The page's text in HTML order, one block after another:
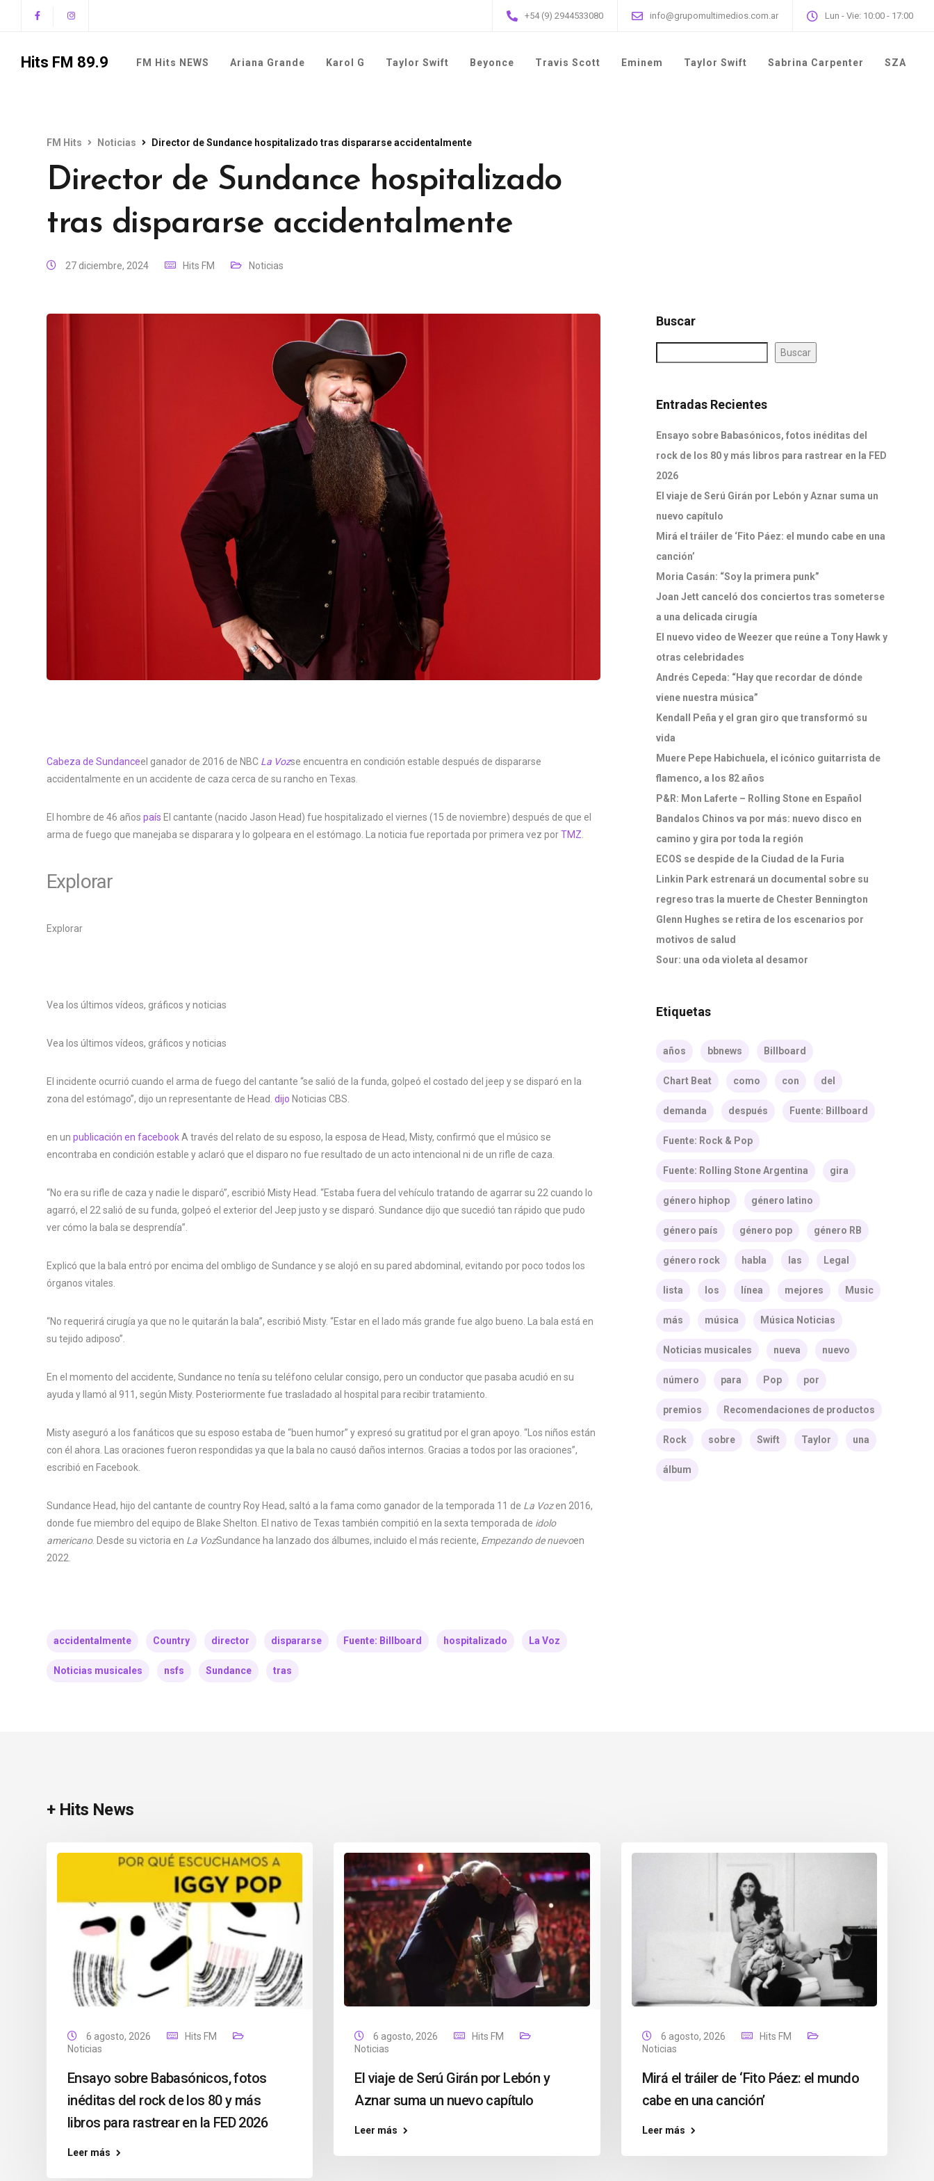
+54 (9) 2944533080 info@grupomultimedios.com.ar Lun - Vie: 10:00 - 17:00
Hits FM 89.9 FM Hits NEWS Ariana Grande Karol G Taylor Swift Beyonce Travis Scott Eminem Taylor Swift Sabrina Carpenter SZA
FM Hits Noticias Director de Sundance hospitalizado tras dispararse accidentalmente
Director de Sundance hospitalizado
tras dispararse accidentalmente
27 diciembre, 2024 Hits FM Noticias
Cabeza de Sundanceel ganador de 2016 de NBC La Vozse encuentra en condición estable después de dispararse
accidentalmente en un accidente de caza cerca de su rancho en Texas.
El hombre de 46 años país El cantante (nacido Jason Head) fue hospitalizado el viernes (15 de noviembre) después de que el
arma de fuego que manejaba se disparara y lo golpeara en el estómago. La noticia fue reportada por primera vez porTMZ
Explorar
Explorar
Vea los últimos vídeos, gráficos y noticias
Vea los últimos vídeos, gráficos y noticias
El incidente ocurrió cuando el arma de fuego del cantante “se salió de la funda, golpeó el costado del jeep y se disparó en la
zona del estómago”, dijo un representante de Head. dijo Noticias CBS.
en un publicación en facebookA través del relato de su esposo, la esposa de Head, Misty, confirmó que el músico se
encontraba en condición estable y aclaró que el disparo no fue resultado de un acto intencional ni de un rifle de caza.
“No era su rifle de caza y nadie le disparó”, escribió Misty Head. “Estaba fuera del vehículo tratando de agarrar su 22 cuando lo
agarró, el 22 salió de su funda, golpeó el exterior del Jeep justo y se disparó. Sundance dijo que sucedió tan rápido que pudo
ver cómo la bala se desprendía”.
Explicó que la bala entró por encima del ombligo de Sundance y se alojó en su pared abdominal, evitando por poco todos los
órganos vitales.
“No requerirá cirugía ya que no le quitarán la bala”, escribió Misty. “Estar en el lado más grande fue algo bueno. La bala está en
su tejido adiposo”.
En el momento del accidente, Sundance no tenía su teléfono celular consigo, pero un conductor que pasaba acudió en su
ayuda y llamó al 911, según Misty. Posteriormente fue trasladado al hospital para recibir tratamiento.
Misty aseguró a los fanáticos que su esposo estaba de “buen humor” y expresó su gratitud por el gran apoyo. “Los niños están
con él ahora. Las oraciones fueron respondidas ya que la bala no causó daños internos. Gracias a todos por las oraciones”,
escribió en Facebook.
Sundance Head, hijo del cantante de country Roy Head, saltó a la fama como ganador de la temporada 11 de La Vozen 2016,
donde fue miembro del equipo de Blake Shelton. El nativo de Texas también compitió en la sexta temporada de idolo
americano. Desde su victoria en La VozSundance ha lanzado dos álbumes, incluido el más reciente, Empezando de nuevoen
2022.
accidentalmente Country director dispararse Fuente: Billboard hospitalizado La Voz
Noticias musicales nsfs Sundance tras
Buscar
Buscar
Entradas Recientes
Ensayo sobre Babasónicos, fotos inéditas del
rock de los 80 y más libros para rastrear en la FED
2026
El viaje de Serú Girán por Lebón y Aznar suma un
nuevo capítulo
Mirá el tráiler de ‘Fito Páez: el mundo cabe en una
canción’
Moria Casán: “Soy la primera punk”
Joan Jett canceló dos conciertos tras someterse
a una delicada cirugía
El nuevo video de Weezer que reúne a Tony Hawk y
otras celebridades
Andrés Cepeda: “Hay que recordar de dónde
viene nuestra música”
Kendall Peña y el gran giro que transformó su
vida
Muere Pepe Habichuela, el icónico guitarrista de
flamenco, a los 82 años
P&R: Mon Laferte – Rolling Stone en Español
Bandalos Chinos va por más: nuevo disco en
camino y gira por toda la región
ECOS se despide de la Ciudad de la Furia
Linkin Park estrenará un documental sobre su
regreso tras la muerte de Chester Bennington
Glenn Hughes se retira de los escenarios por
motivos de salud
Sour: una oda violeta al desamor
Etiquetas
años bbnews Billboard
Chart Beat como con del
demanda después Fuente: Billboard
Fuente: Rock & Pop
Fuente: Rolling Stone Argentina gira
género hiphop género latino
género país género pop género RB
género rock habla las Legal
lista los línea mejores Music
más música Música Noticias
Noticias musicales nueva nuevo
número para Pop por
premios Recomendaciones de productos
Rock sobre Swift Taylor una
álbum
+ Hits News
6 agosto, 2026
Hits FM
Noticias
Ensayo sobre Babasónicos, fotos
inéditas del rock de los 80 y más
libros para rastrear en la FED 2026
Leer más
6 agosto, 2026
Hits FM
Noticias
El viaje de Serú Girán por Lebón y
Aznar suma un nuevo capítulo
Leer más
6 agosto, 2026
Hits FM
Noticias
Mirá el tráiler de ‘Fito Páez: el mundo
cabe en una canción’
Leer más